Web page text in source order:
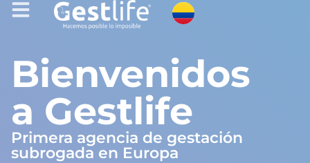
Bienvenidos
a Gestlife
Primera agencia de gestación
subrogada en Europa